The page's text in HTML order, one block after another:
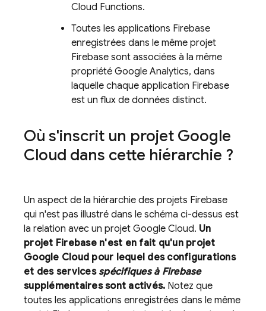
Cloud Functions.
Toutes les applications Firebase
enregistrées dans le même projet
Firebase sont associées à la même
propriété Google Analytics, dans
laquelle chaque application Firebase
est un flux de données distinct.
Où s'inscrit un projet Google
Cloud dans cette hiérarchie ?
Un aspect de la hiérarchie des projets Firebase
qui n'est pas illustré dans le schéma ci-dessus est
la relation avec un projet Google Cloud. Un
projet Firebase n'est en fait qu'un projet
Google Cloud pour lequel des configurations
et des services spécifiques à Firebase
supplémentaires sont activés. Notez que
toutes les applications enregistrées dans le même